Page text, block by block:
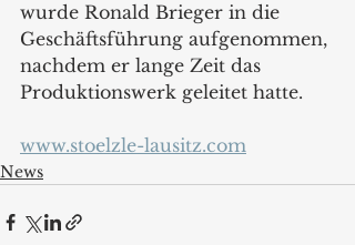
wurde Ronald Brieger in die
Geschäftsführung aufgenommen,
nachdem er lange Zeit das
Produktionswerk geleitet hatte.
www.stoelzle-lausitz.com
News